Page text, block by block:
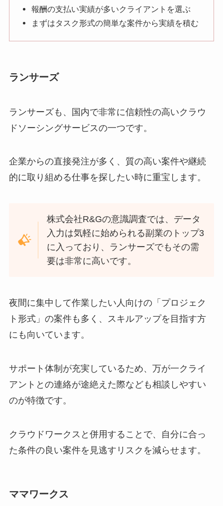
報酬の支払い実績が多いクライアントを選ぶ
まずはタスク形式の簡単な案件から実績を積む
ランサーズ
ランサーズも、国内で非常に信頼性の高いクラウ
ドソーシングサービスの一つです。
企業からの直接発注が多く、質の高い案件や継続
的に取り組める仕事を探したい時に重宝します。
株式会社R&Gの意識調査では、データ
入力は気軽に始められる副業のトップ3
に入っており、ランサーズでもその需
要は非常に高いです。
夜間に集中して作業したい人向けの「プロジェク
ト形式」の案件も多く、スキルアップを目指す方
にも向いています。
サポート体制が充実しているため、万が一クライ
アントとの連絡が途絶えた際なども相談しやすい
のが特徴です。
クラウドワークスと併用することで、自分に合っ
た条件の良い案件を見逃すリスクを減らせます。
ママワークス